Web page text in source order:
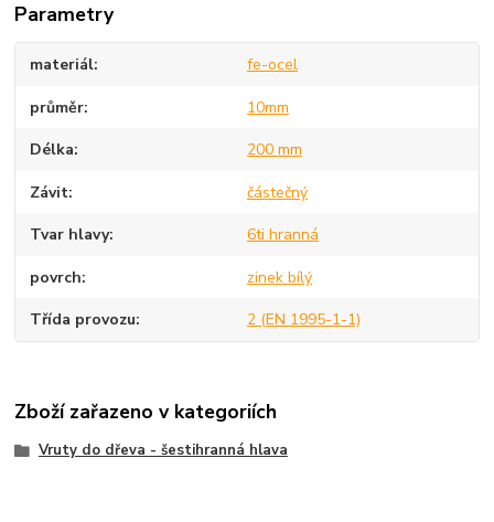
Parametry
materiál fe-ocel
průměr 10mm
Délka 200 mm
Závit částečný
Tvar hlavy 6ti hranná
povrch zinek bílý
Třída provozu 2 (EN 1995-1-1)
Zboží zařazeno v kategoriích
Vruty do dřeva - šestihranná hlava